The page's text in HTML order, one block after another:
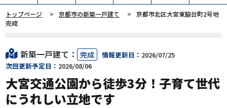
トップページ 京都市の新築一戸建て
京都市北区大宮東脇台町2号地
完成
新築一戸建て： 完成 情報更新日： 2026/07/25
次回更新予定日： 2026/08/06
大宮交通公園から徒歩3分！子育て世代
にうれしい立地です